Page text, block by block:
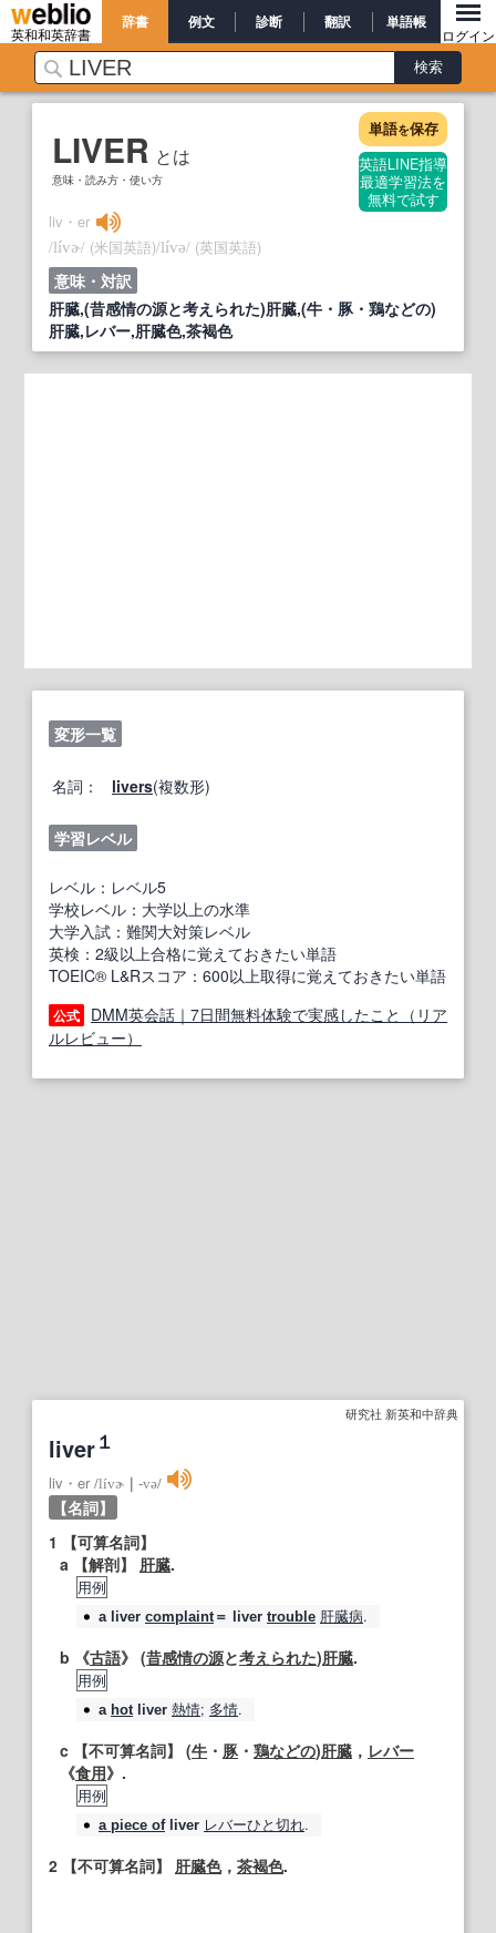
英和和英辞書
辞書 例文 診断 翻訳 単語帳
ログイン
LIVER とは
意味・読み方・使い方
単語を保存
英語LINE指導
最適学習法を
無料で試す
liv・er
/lívɚ/ (米国英語)/lívə/ (英国英語)
意味・対訳
肝臓,(昔感情の源と考えられた)肝臓,(牛・豚・鶏などの)
肝臓,レバー,肝臓色,茶褐色
変形一覧
名詞： livers(複数形)
学習レベル
レベル：レベル5
学校レベル：大学以上の水準
大学入試：難関大対策レベル
英検：2級以上合格に覚えておきたい単語
TOEIC® L&Rスコア：600以上取得に覚えておきたい単語
公式
DMM英会話｜7日間無料体験で実感したこと（リア
ルレビュー）
研究社 新英和中辞典
liver１
liv・er /lívɚ ‐və/
【名詞】
1
【可算名詞】
a
【解剖】 肝臓.
用例
a liver complaint＝ liver trouble 肝臓病.
b 《古語》 (昔感情の源と考えられた)肝臓.
用例
a hot liver 熱情; 多情.
c 【不可算名詞】 (牛 ・ 豚 ・ 鶏などの)肝臓 ， レバー
《食用》.
用例
a piece of liver レバーひと切れ.
2 【不可算名詞】 肝臓色， 茶褐色.